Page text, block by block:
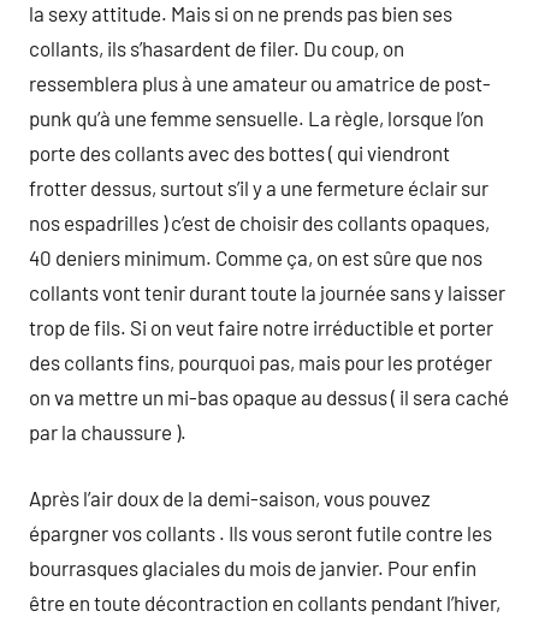
la sexy attitude. Mais si on ne prends pas bien ses
collants, ils s’hasardent de filer. Du coup, on
ressemblera plus à une amateur ou amatrice de post-
punk qu’à une femme sensuelle. La règle, lorsque l’on
porte des collants avec des bottes ( qui viendront
frotter dessus, surtout s’il y a une fermeture éclair sur
nos espadrilles ) c’est de choisir des collants opaques,
40 deniers minimum. Comme ça, on est sûre que nos
collants vont tenir durant toute la journée sans y laisser
trop de fils. Si on veut faire notre irréductible et porter
des collants fins, pourquoi pas, mais pour les protéger
on va mettre un mi-bas opaque au dessus ( il sera caché
par la chaussure ).
Après l’air doux de la demi-saison, vous pouvez
épargner vos collants . Ils vous seront futile contre les
bourrasques glaciales du mois de janvier. Pour enfin
être en toute décontraction en collants pendant l’hiver,